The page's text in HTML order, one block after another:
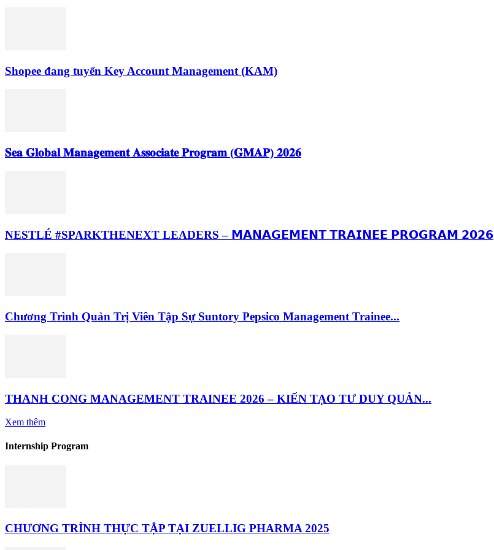
Shopee đang tuyển Key Account Management (KAM)
𝐒𝐞𝐚 𝐆𝐥𝐨𝐛𝐚𝐥 𝐌𝐚𝐧𝐚𝐠𝐞𝐦𝐞𝐧𝐭 𝐀𝐬𝐬𝐨𝐜𝐢𝐚𝐭𝐞 𝐏𝐫𝐨𝐠𝐫𝐚𝐦 (𝐆𝐌𝐀𝐏) 𝟐𝟎𝟐𝟔
NESTLÉ #SPARKTHENEXT LEADERS – 𝗠𝗔𝗡𝗔𝗚𝗘𝗠𝗘𝗡𝗧 𝗧𝗥𝗔𝗜𝗡𝗘𝗘 𝗣𝗥𝗢𝗚𝗥𝗔𝗠 𝟮𝟬𝟮𝟲
Chương Trình Quản Trị Viên Tập Sự Suntory Pepsico Management Trainee...
THANH CONG MANAGEMENT TRAINEE 2026 – KIẾN TẠO TƯ DUY QUẢN...
Xem thêm
Internship Program
CHƯƠNG TRÌNH THỰC TẬP TẠI ZUELLIG PHARMA 2025